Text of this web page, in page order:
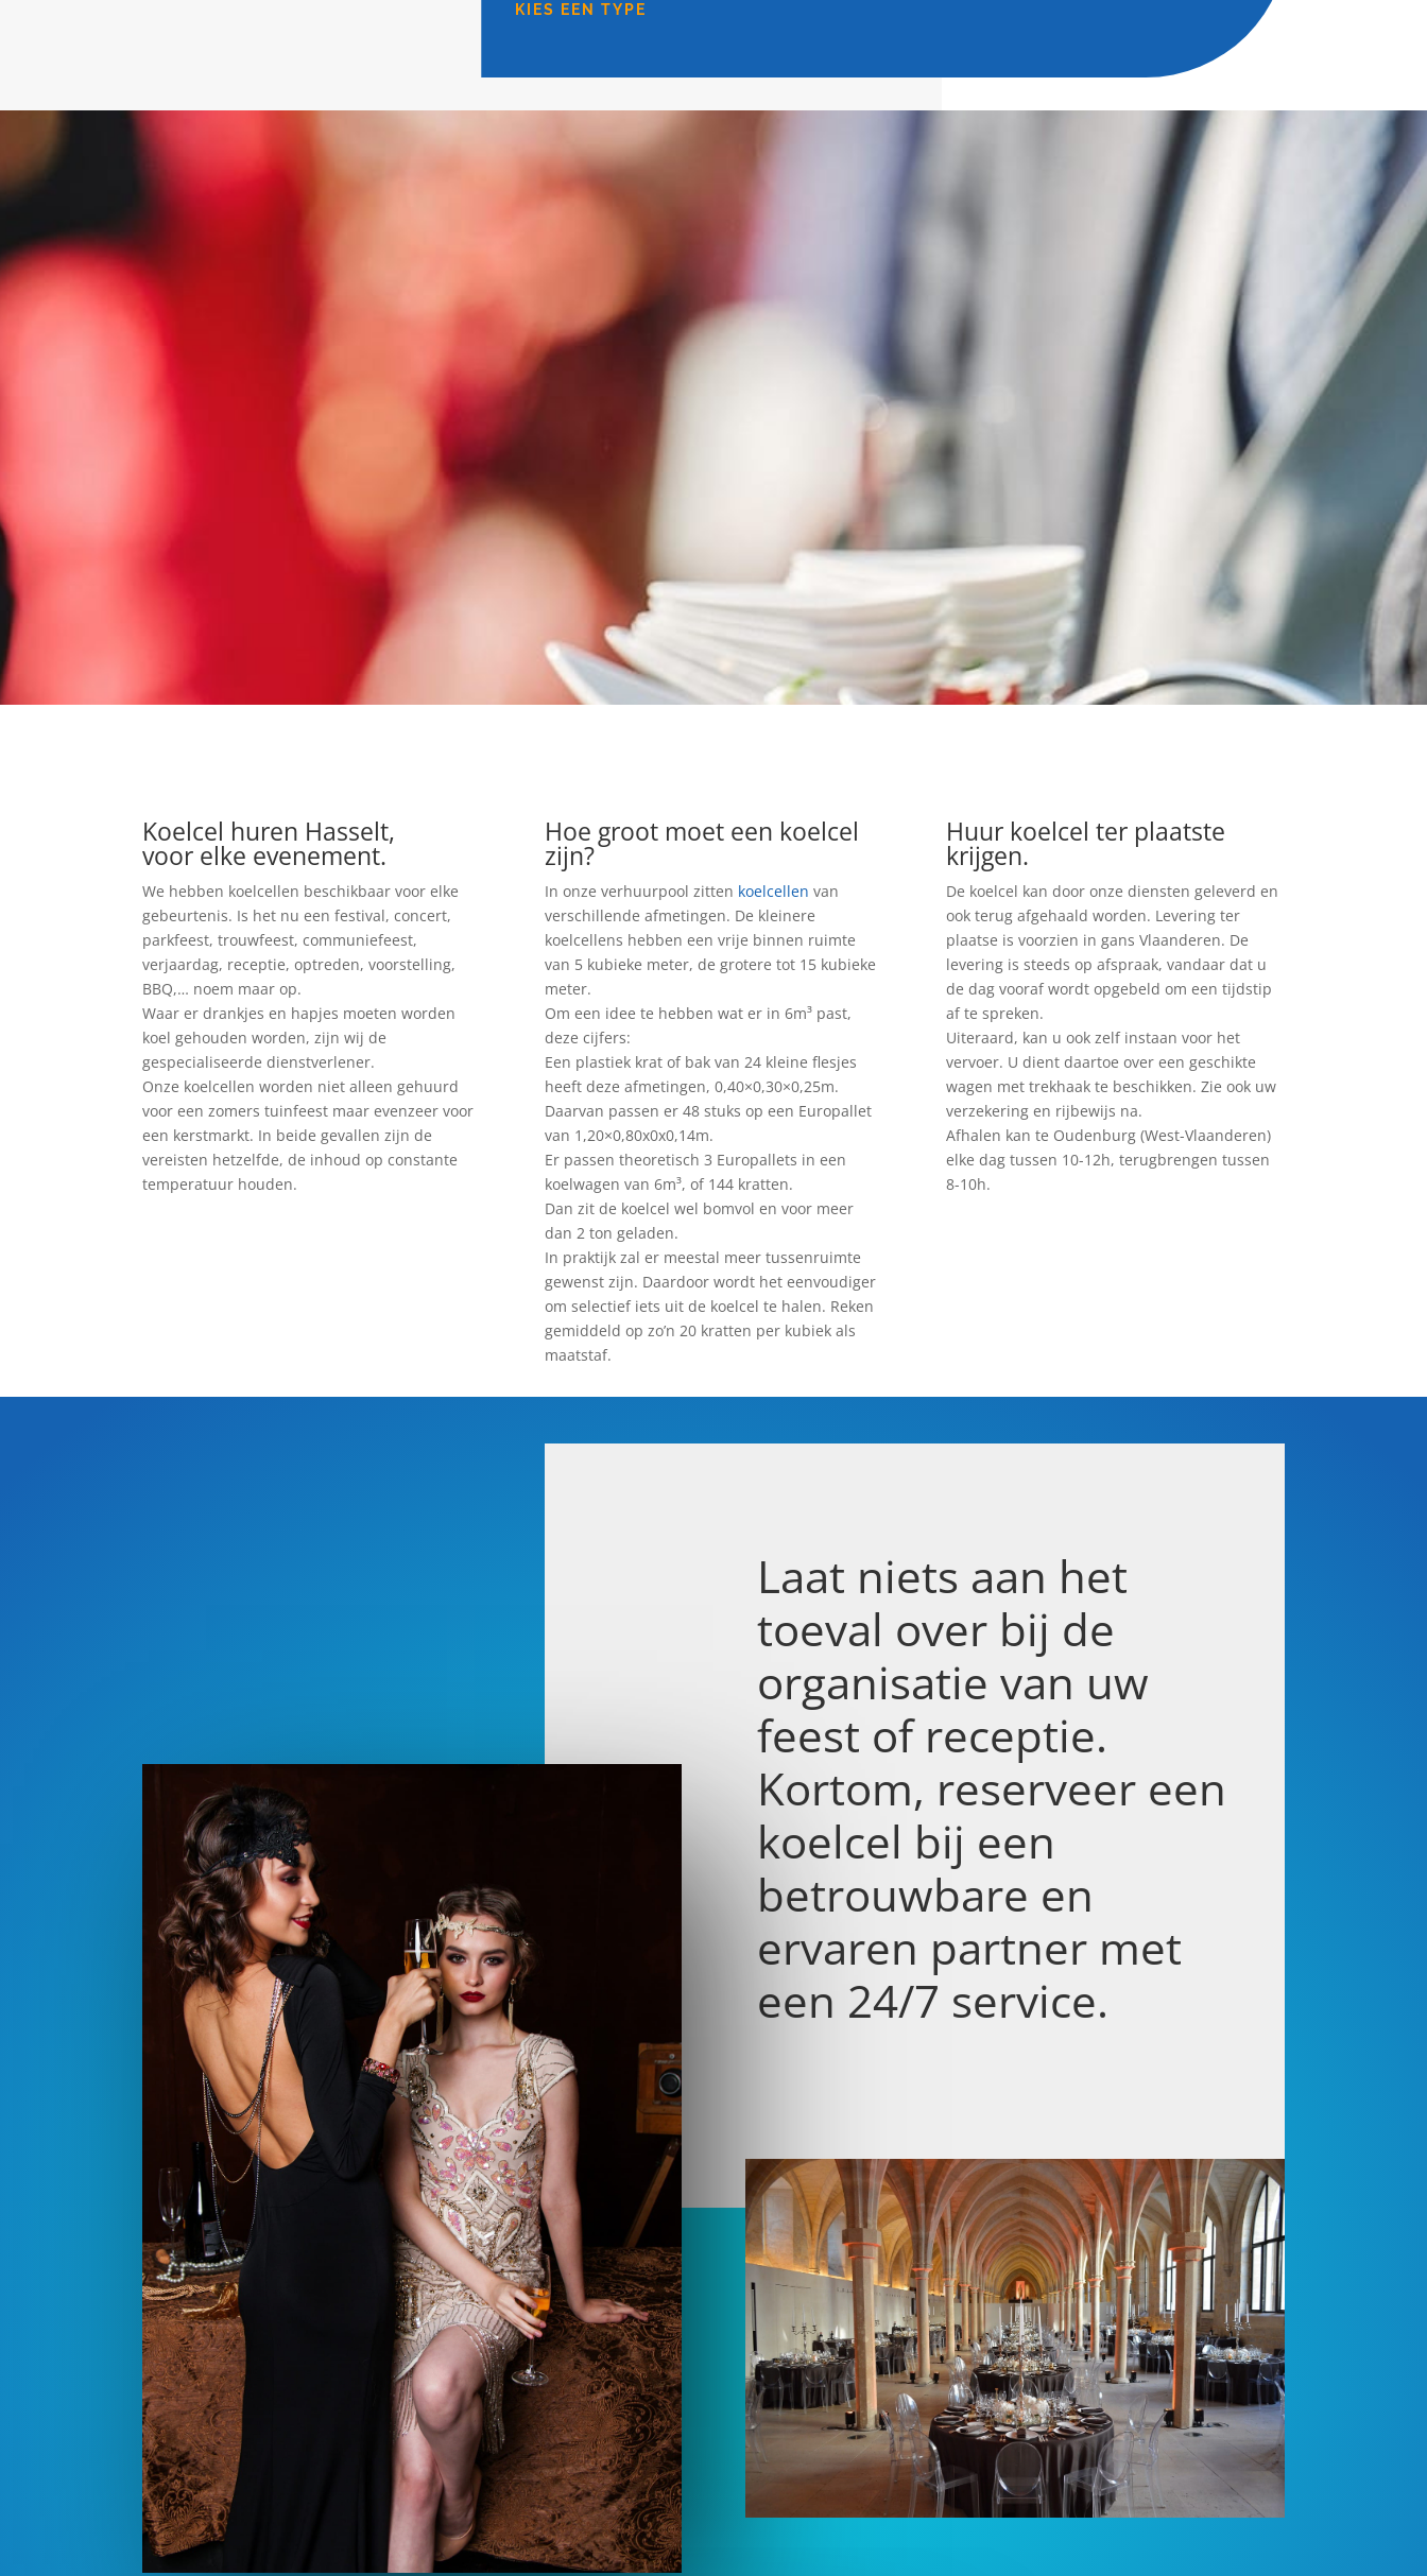
KIES EEN TYPE
Koelcel huren Hasselt,
voor elke evenement.
We hebben koelcellen beschikbaar voor elke
gebeurtenis. Is het nu een festival, concert,
parkfeest, trouwfeest, communiefeest,
verjaardag, receptie, optreden, voorstelling,
BBQ,… noem maar op.
Waar er drankjes en hapjes moeten worden
koel gehouden worden, zijn wij de
gespecialiseerde dienstverlener.
Onze koelcellen worden niet alleen gehuurd
voor een zomers tuinfeest maar evenzeer voor
een kerstmarkt. In beide gevallen zijn de
vereisten hetzelfde, de inhoud op constante
temperatuur houden.
Hoe groot moet een koelcel
zijn?
In onze verhuurpool zitten koelcellen van
verschillende afmetingen. De kleinere
koelcellens hebben een vrije binnen ruimte
van 5 kubieke meter, de grotere tot 15 kubieke
meter.
Om een idee te hebben wat er in 6m³ past,
deze cijfers:
Een plastiek krat of bak van 24 kleine flesjes
heeft deze afmetingen, 0,40×0,30×0,25m.
Daarvan passen er 48 stuks op een Europallet
van 1,20×0,80x0x0,14m.
Er passen theoretisch 3 Europallets in een
koelwagen van 6m³, of 144 kratten.
Dan zit de koelcel wel bomvol en voor meer
dan 2 ton geladen.
In praktijk zal er meestal meer tussenruimte
gewenst zijn. Daardoor wordt het eenvoudiger
om selectief iets uit de koelcel te halen. Reken
gemiddeld op zo’n 20 kratten per kubiek als
maatstaf.
Huur koelcel ter plaatste
krijgen.
De koelcel kan door onze diensten geleverd en
ook terug afgehaald worden. Levering ter
plaatse is voorzien in gans Vlaanderen. De
levering is steeds op afspraak, vandaar dat u
de dag vooraf wordt opgebeld om een tijdstip
af te spreken.
Uiteraard, kan u ook zelf instaan voor het
vervoer. U dient daartoe over een geschikte
wagen met trekhaak te beschikken. Zie ook uw
verzekering en rijbewijs na.
Afhalen kan te Oudenburg (West-Vlaanderen)
elke dag tussen 10-12h, terugbrengen tussen
8-10h.
Laat niets aan het
toeval over bij de
organisatie van uw
feest of receptie.
Kortom, reserveer een
koelcel bij een
betrouwbare en
ervaren partner met
een 24/7 service.